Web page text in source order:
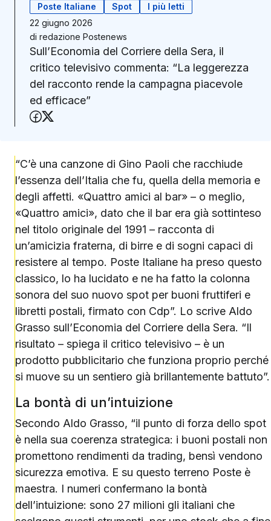
Poste Italiane Spot
I più letti
22 giugno 2026
di redazione Postenews
Sull’Economia del Corriere della Sera, il
critico televisivo commenta: “La leggerezza
del racconto rende la campagna piacevole
ed efficace”
Condividi su Facebook
“C’è una canzone di Gino Paoli che racchiude
l’essenza dell’Italia che fu, quella della memoria e
degli affetti. «Quattro amici al bar» – o meglio,
«Quattro amici», dato che il bar era già sottinteso
nel titolo originale del 1991 – racconta di
un’amicizia fraterna, di birre e di sogni capaci di
resistere al tempo. Poste Italiane ha preso questo
classico, lo ha lucidato e ne ha fatto la colonna
sonora del suo nuovo spot per buoni fruttiferi e
libretti postali, firmato con Cdp”. Lo scrive Aldo
Grasso sull’Economia del Corriere della Sera. “Il
risultato – spiega il critico televisivo – è un
prodotto pubblicitario che funziona proprio perché
si muove su un sentiero già brillantemente battuto”.
La bontà di un’intuizione
Secondo Aldo Grasso, “il punto di forza dello spot
è nella sua coerenza strategica: i buoni postali non
promettono rendimenti da trading, bensì vendono
sicurezza emotiva. E su questo terreno Poste è
maestra. I numeri confermano la bontà
dell’intuizione: sono 27 milioni gli italiani che